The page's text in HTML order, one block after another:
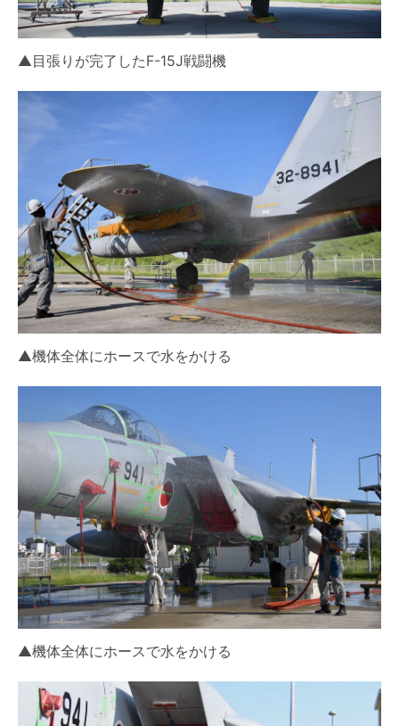
▲目張りが完了したF-15J戦闘機
▲機体全体にホースで水をかける
▲機体全体にホースで水をかける